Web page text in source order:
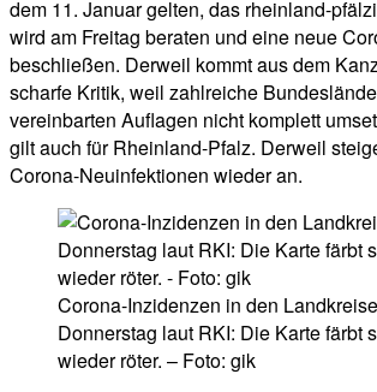
dem 11. Januar gelten, das rheinland-
wird am Freitag beraten und eine neue
beschließen. Derweil kommt aus dem
scharfe Kritik, weil zahlreiche
vereinbarten Auflagen nicht komplett
gilt auch für Rheinland-Pfalz. Derweil
Corona-Neuinfektionen wieder an.
Corona-Inzidenzen in den
Donnerstag laut RKI: Die Karte färbt
wieder röter. – Foto: gik